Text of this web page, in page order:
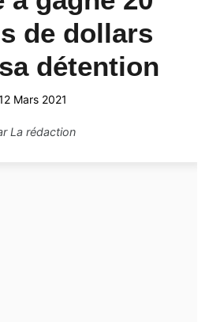
de dollars
détention
Mars 2021
La rédaction